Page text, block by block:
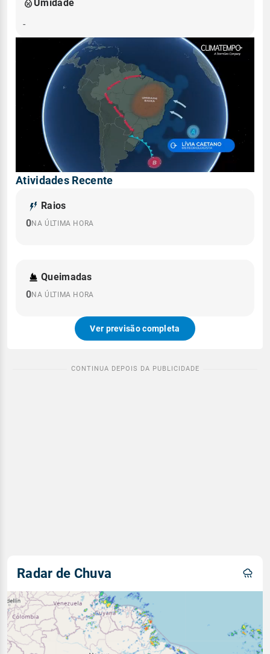
Umidade
-
Atividades Recente
Raios
0NA ÚLTIMA HORA
Queimadas
0NA ÚLTIMA HORA
Ver previsão completa
Radar de Chuva